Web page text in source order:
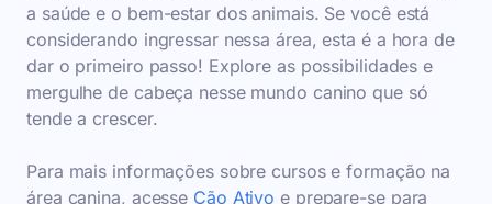
a saúde e o bem-estar dos animais. Se você está
considerando ingressar nessa área, esta é a hora de
dar o primeiro passo! Explore as possibilidades e
mergulhe de cabeça nesse mundo canino que só
tende a crescer.
Para mais informações sobre cursos e formação na
área canina, acesse Cão Ativo e prepare-se para